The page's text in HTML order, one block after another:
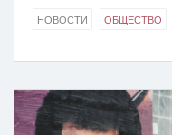
НОВОСТИ ОБЩЕСТВО